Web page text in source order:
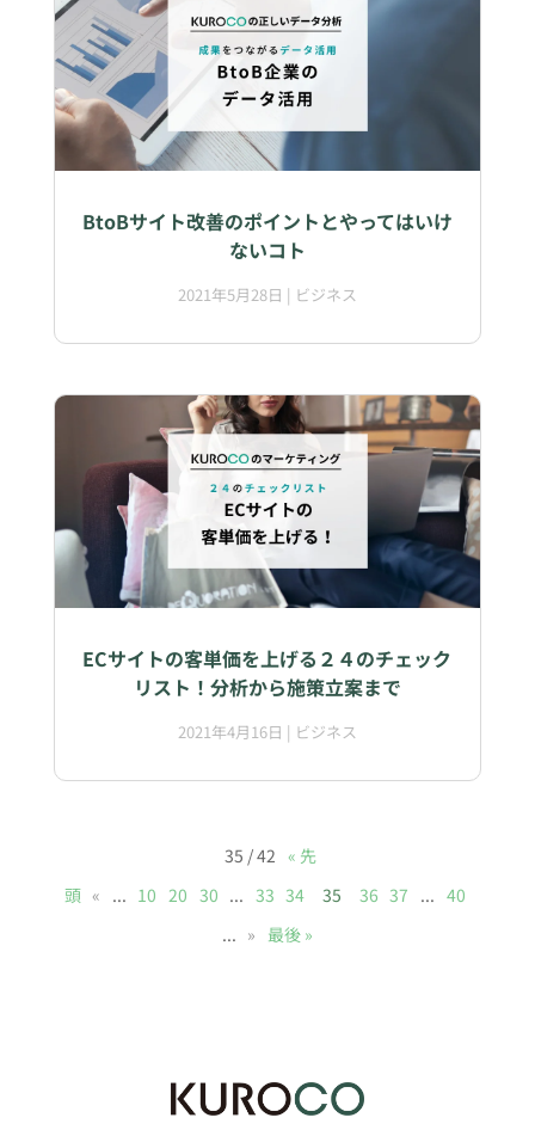
BtoBサイト改善のポイントとやってはいけ
ないコト
2021年5月28日 | ビジネス
ECサイトの客単価を上げる２４のチェック
リスト！分析から施策立案まで
2021年4月16日 | ビジネス
35 / 42 « 先
頭 « ... 10 20 30 ... 33 34 35 36 37 ... 40
... » 最後 »